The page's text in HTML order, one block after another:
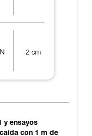
y ensayos
con 1 m de